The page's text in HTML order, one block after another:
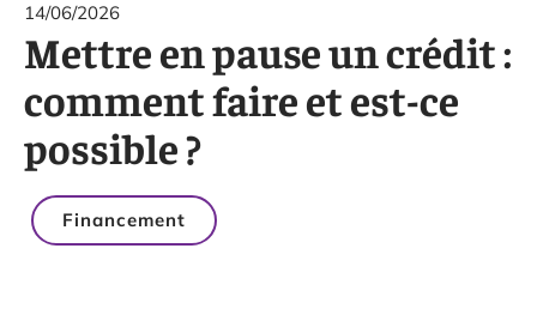
14/06/2026
Mettre en pause un crédit :
comment faire et est-ce
possible ?
Financement